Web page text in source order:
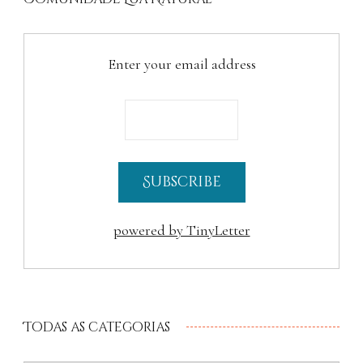
Enter your email address
powered by TinyLetter
Todas as categorias